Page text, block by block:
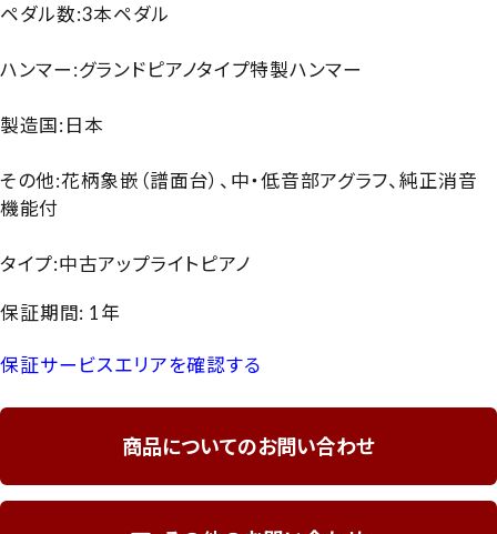
ペダル数:3本ペダル
ハンマー:グランドピアノタイプ特製ハンマー
製造国:日本
その他:花柄象嵌（譜面台）、中・低音部アグラフ、純正消音
機能付
タイプ:中古アップライトピアノ
保証期間: 1年
保証サービスエリアを確認する
商品についてのお問い合わせ